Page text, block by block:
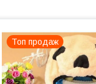
Топ продаж